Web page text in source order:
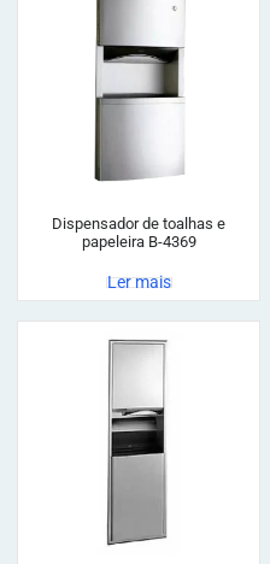
Dispensador de toalhas e
papeleira B-4369
Ler mais